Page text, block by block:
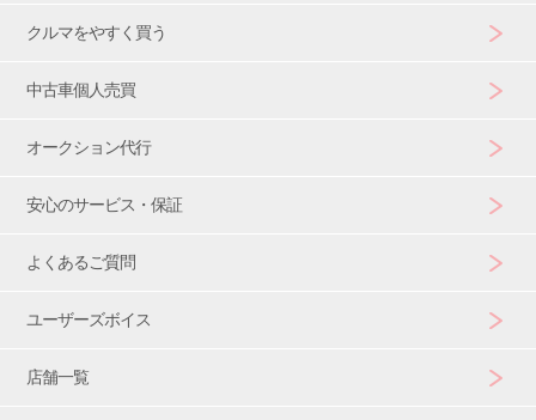
クルマをやすく買う
中古車個人売買
オークション代行
安心のサービス・保証
よくあるご質問
ユーザーズボイス
店舗一覧